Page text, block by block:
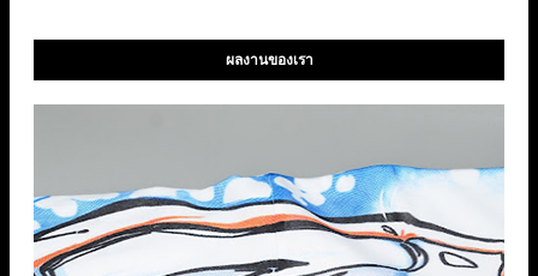
ผลงานของเรา